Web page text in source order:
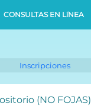
CONSULTAS EN LíNEA
Inscripciones
(NO FOJAS)